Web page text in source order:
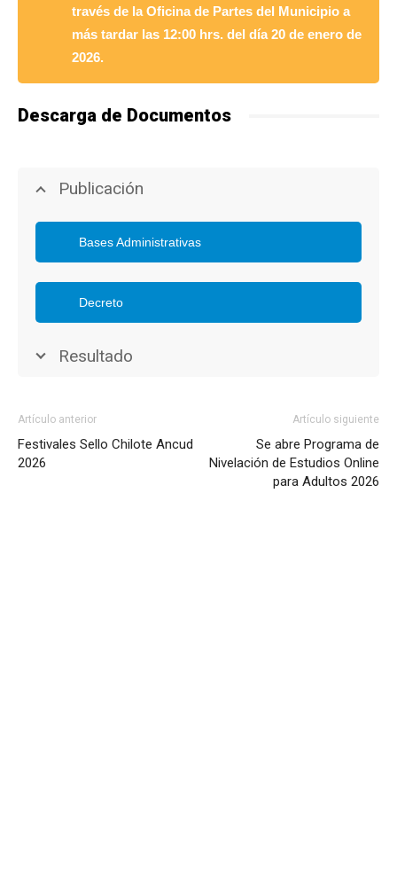
través de la Oficina de Partes del Municipio a
más tardar las 12:00 hrs. del día 20 de enero de
2026.
Descarga de Documentos
Publicación
Bases Administrativas
Decreto
Resultado
Artículo anterior
Festivales Sello Chilote Ancud
2026
Artículo siguiente
Se abre Programa de
Nivelación de Estudios Online
para Adultos 2026